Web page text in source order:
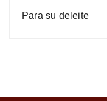
Para su deleite